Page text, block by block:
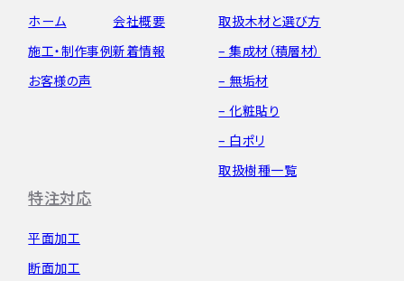
ホーム
施工・制作事例
お客様の声
会社概要
新着情報
取扱木材と選び方
– 集成材（積層材）
– 無垢材
– 化粧貼り
– 白ポリ
取扱樹種一覧
特注対応
平面加工
断面加工